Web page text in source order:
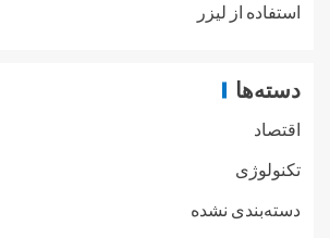
استفاده از لیزر
دسته‌ها
اقتصاد
تکنولوژی
دسته‌بندی نشده